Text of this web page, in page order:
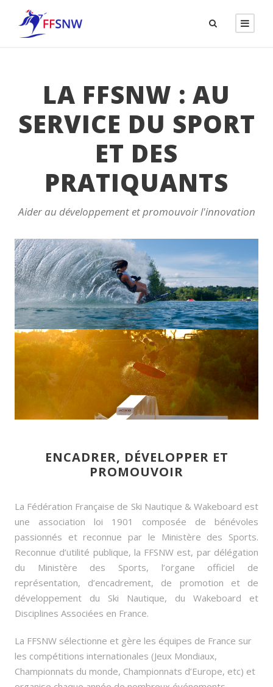
LA FFSNW : AU
SERVICE DU SPORT
ET DES
PRATIQUANTS
Aider au développement et promouvoir l'innovation
BATEAU
CABLE
ENCADRER, DÉVELOPPER ET
PROMOUVOIR
La Fédération Française de Ski Nautique & Wakeboard est
une association loi 1901 composée de bénévoles
passionnés et reconnue par le Ministère des Sports.
Reconnue d’utilité publique, la FFSNW est, par délégation
du Ministère des Sports, l’organe officiel de
représentation, d’encadrement, de promotion et de
développement du Ski Nautique, du Wakeboard et
Disciplines Associées en France.
La FFSNW sélectionne et gère les équipes de France sur
les compétitions internationales (Jeux Mondiaux,
Championnats du monde, Championnats d’Europe, etc) et